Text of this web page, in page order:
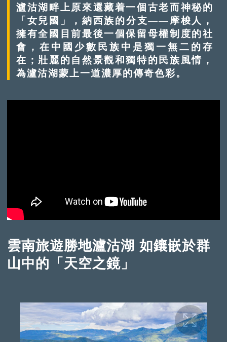
瀘沽湖畔上原來還藏着一個古老而神秘的
「女兒國」，納西族的分支——摩梭人，
擁有全國目前最後一個保留母權制度的社
會，在中國少數民族中是獨一無二的存
在；壯麗的自然景觀和獨特的民族風情，
為瀘沽湖蒙上一道濃厚的傳奇色彩。
雲南旅遊勝地瀘沽湖 如鑲嵌於群
山中的「天空之鏡」